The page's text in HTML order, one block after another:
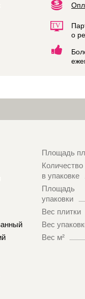
о
Площадь
Количество
в упаковке
Площадь
упаковки
Вес плитки
Вес
Вес м²